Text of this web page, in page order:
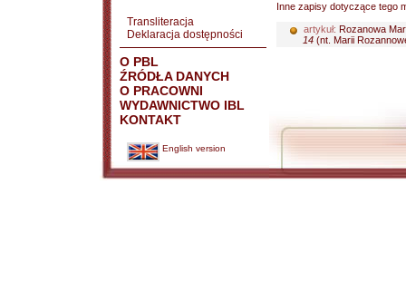
Transliteracja
Deklaracja dostępności
O PBL
ŹRÓDŁA DANYCH
O PRACOWNI
WYDAWNICTWO IBL
KONTAKT
English version
Inne zapisy dotyczące tego
artykuł: Rozanowa
14 (nt. Marii